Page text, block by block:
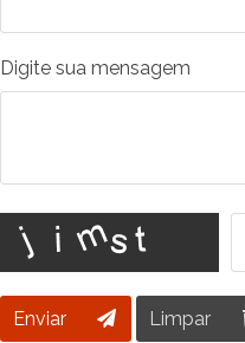
Digite sua mensagem
Enviar Limpar